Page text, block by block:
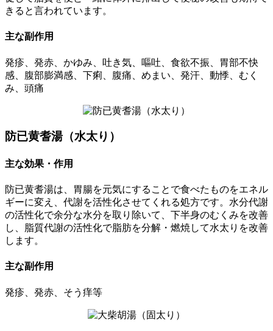
きると言われています。
主な副作用
発疹、発赤、かゆみ、吐き気、嘔吐、食欲不振、胃部不快
感、腹部膨満感、下痢、腹痛、めまい、発汗、動悸、むく
み、頭痛
防已黄耆湯（水太り）
主な効果・作用
防已黄耆湯は、胃腸を元気にすることで食べたものをエネル
ギーに変え、代謝を活性化させてくれる処方です。水分代謝
の活性化で余分な水分を取り除いて、下半身のむくみを改善
し、脂質代謝の活性化で脂肪を分解・燃焼して水太りを改善
します。
主な副作用
発疹、発赤、そう痒等